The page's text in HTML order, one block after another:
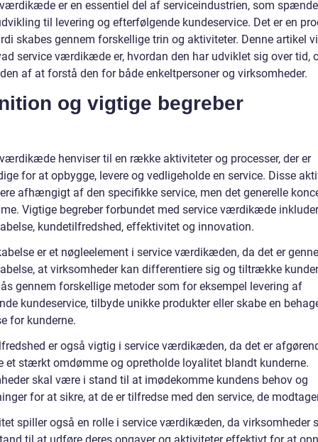
er en essentiel del af serviceindustrien, som
til levering og efterfølgende kundeservice. Det er en
skabes gennem forskellige trin og aktiviteter. Denne artikel
service værdikæde er, hvordan den har udviklet sig over tid,
af at forstå den for både enkeltpersoner og virksomheder.
og vigtige begreber
henviser til en række aktiviteter og processer, der er
for at opbygge, levere og vedligeholde en service. Disse
afhængigt af den specifikke service, men det generelle
Vigtige begreber forbundet med service værdikæde
kundetilfredshed, effektivitet og innovation.
er et nøgleelement i service værdikæden, da det er
at virksomheder kan differentiere sig og tiltrække
gennem forskellige metoder som for eksempel levering af
kundeservice, tilbyde unikke produkter eller skabe en
for kunderne.
er også vigtig i service værdikæden, da det er
et stærkt omdømme og opretholde loyalitet blandt kunderne.
skal være i stand til at imødekomme kundens behov og
for at sikre, at de er tilfredse med den service, de
spiller også en rolle i service værdikæden, da virksomheder